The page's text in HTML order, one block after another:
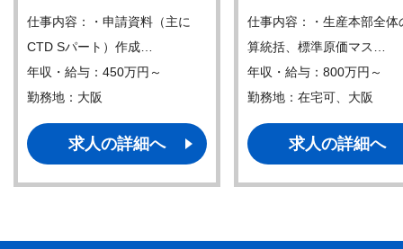
仕事内容：・申請資料（主に
CTD Sパート）作成…
年収・給与：450万円～
勤務地：大阪
求人の詳細へ
仕事内容：・生産本部全体
算統括、標準原価マス…
年収・給与：800万円～
勤務地：在宅可、大阪
求人の詳細へ